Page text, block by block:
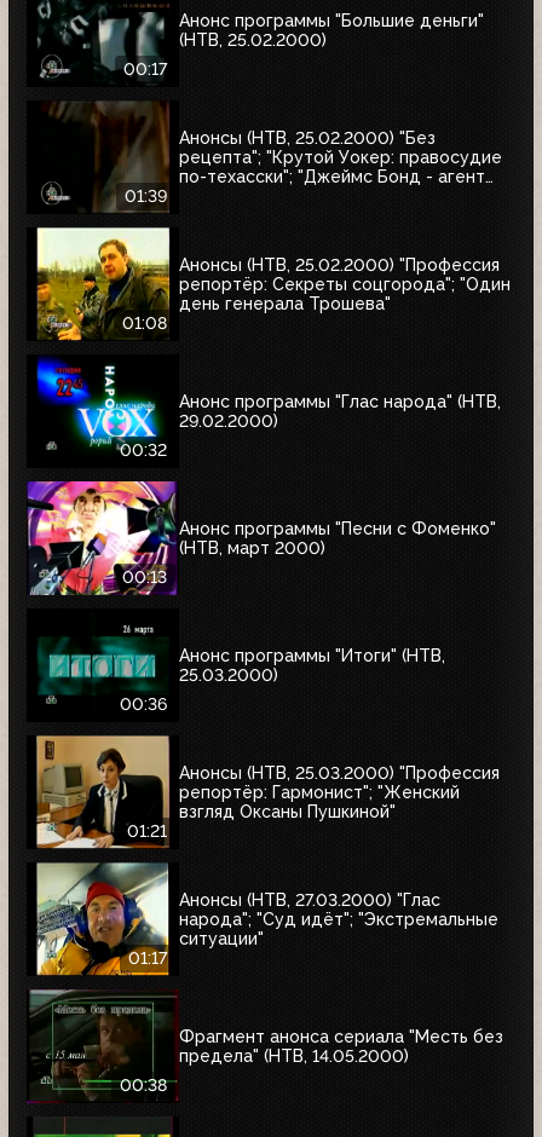
00:17
Анонс программы "Большие деньги"
(НТВ, 25.02.2000)
01:39
Анонсы (НТВ, 25.02.2000) "Без
рецепта"; "Крутой Уокер: правосудие
по-техасски"; "Джеймс Бонд - агент
01:08
Анонсы (НТВ, 25.02.2000) "Профессия
репортёр: Секреты соцгорода"; "Один
день генерала Трошева"
00:32
Анонс программы "Глас народа" (НТВ,
29.02.2000)
00:13
Анонс программы "Песни с Фоменко"
(НТВ, март 2000)
00:36
Анонс программы "Итоги" (НТВ,
25.03.2000)
01:21
Анонсы (НТВ, 25.03.2000) "Профессия
репортёр: Гармонист"; "Женский
взгляд Оксаны Пушкиной"
01:17
Анонсы (НТВ, 27.03.2000) "Глас
народа"; "Суд идёт"; "Экстремальные
ситуации"
00:38
Фрагмент анонса сериала "Месть без
предела" (НТВ, 14.05.2000)